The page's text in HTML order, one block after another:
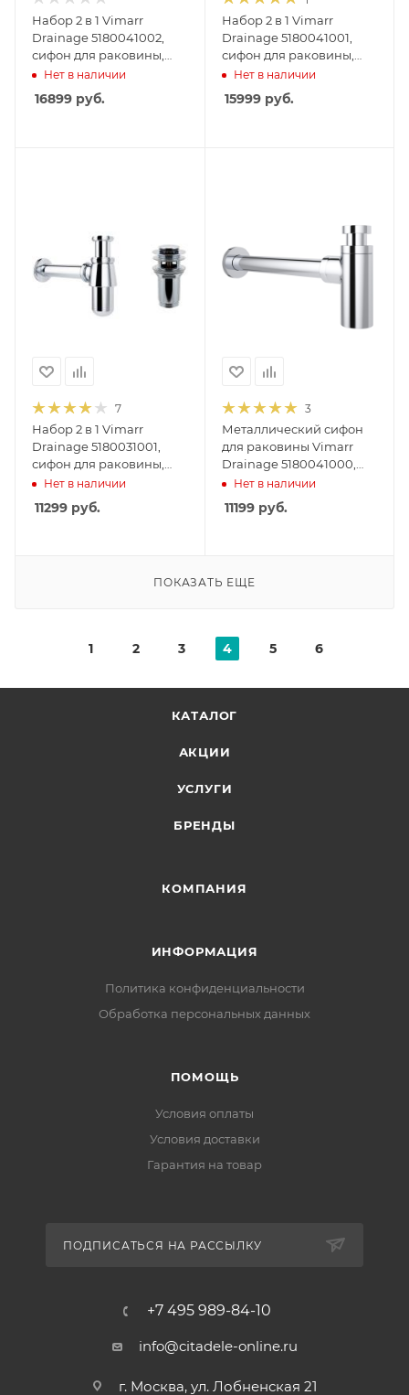
Набор 2 в 1 Vimarr
Drainage 5180041002,
сифон для раковины,
донный клапан без
перелива, хром
Нет в наличии
16899 руб.
Набор 2 в 1 Vimarr
Drainage 5180041001,
сифон для раковины,
донный клапан с
переливом, хром
Нет в наличии
15999руб.
7
Набор 2 в 1 Vimarr
Drainage 5180031001,
сифон для раковины,
донный клапан с
переливом, хром
Нет в наличии
11299 руб.
3
Металлический сифон
для раковины Vimarr
Drainage 5180041000,
хром
Нет в наличии
11199руб.
ПОКАЗАТЬ ЕЩЕ
1 2 3 4 5 6
КАТАЛОГ
АКЦИИ
УСЛУГИ
БРЕНДЫ
КОМПАНИЯ
ИНФОРМАЦИЯ
Политика конфиденциальности
Обработка персональных данных
ПОМОЩЬ
Условия оплаты
Условия доставки
Гарантия на товар
ПОДПИСАТЬСЯ НА РАССЫЛКУ
+7 495 989-84-10
info@citadele-online.ru
г. Москва, ул. Лобненская 21